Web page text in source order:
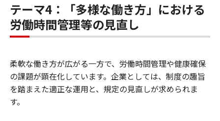
テーマ4：「多様な働き方」における
労働時間管理等の見直し
柔軟な働き方が広がる一方で、労働時間管理や健康確保
の課題が顕在化しています。企業としては、制度の趣旨
を踏まえた適正な運用と、規定の見直しが求められま
す。